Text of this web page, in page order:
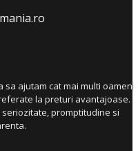
ajutam cat mai multi oameni
la preturi avantajoase.
promptitudine si